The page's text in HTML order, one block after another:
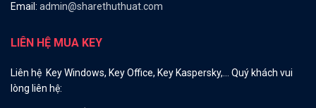
Email: admin@sharethuthuat.com
LIÊN HỆ MUA KEY
Liên hệ Key Windows, Key Office, Key Kaspersky,… Quý khách vui
lòng liên hệ: